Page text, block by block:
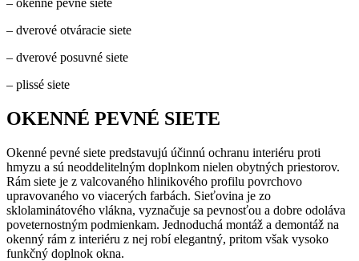
– okenné pevné siete
– dverové otváracie siete
– dverové posuvné siete
– plissé siete
OKENNÉ PEVNÉ SIETE
Okenné pevné siete predstavujú účinnú ochranu interiéru proti
hmyzu a sú neoddelitelným doplnkom nielen obytných priestorov.
Rám siete je z valcovaného hlinikového profilu povrchovo
upravovaného vo viacerých farbách. Sieťovina je zo
sklolaminátového vlákna, vyznačuje sa pevnosťou a dobre odoláva
poveternostným podmienkam. Jednoduchá montáž a demontáž na
okenný rám z interiéru z nej robí elegantný, pritom však vysoko
funkčný doplnok okna.